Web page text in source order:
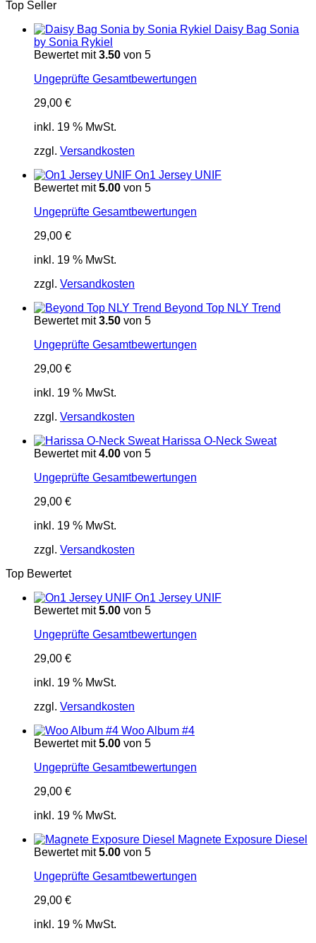
Top Seller
Daisy Bag Sonia
by Sonia Rykiel
Bewertet mit3.50 von 5
Ungeprüfte Gesamtbewertungen
29,00 €
inkl. 19 % MwSt.
zzgl. Versandkosten
On1 Jersey UNIF
Bewertet mit5.00 von 5
Ungeprüfte Gesamtbewertungen
29,00 €
inkl. 19 % MwSt.
zzgl. Versandkosten
Beyond Top NLY Trend
Bewertet mit3.50 von 5
Ungeprüfte Gesamtbewertungen
29,00 €
inkl. 19 % MwSt.
zzgl. Versandkosten
Harissa O-Neck Sweat
Bewertet mit4.00 von 5
Ungeprüfte Gesamtbewertungen
29,00 €
inkl. 19 % MwSt.
zzgl. Versandkosten
Top Bewertet
On1 Jersey UNIF
Bewertet mit5.00 von 5
Ungeprüfte Gesamtbewertungen
29,00 €
inkl. 19 % MwSt.
zzgl. Versandkosten
Woo Album #4
Bewertet mit5.00 von 5
Ungeprüfte Gesamtbewertungen
29,00 €
inkl. 19 % MwSt.
Magnete Exposure Diesel
Bewertet mit5.00 von 5
Ungeprüfte Gesamtbewertungen
29,00 €
inkl. 19 % MwSt.